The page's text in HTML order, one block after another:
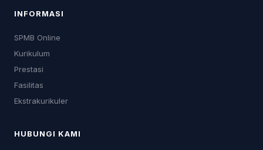
INFORMASI
SPMB Online
Kurikulum
Prestasi
Fasilitas
Ekstrakurikuler
HUBUNGI KAMI